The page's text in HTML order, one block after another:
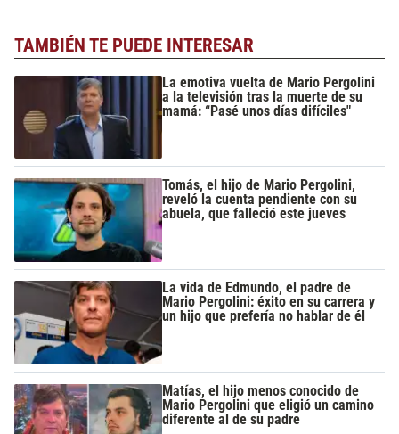
TAMBIÉN TE PUEDE INTERESAR
La emotiva vuelta de Mario Pergolini
a la televisión tras la muerte de su
mamá: “Pasé unos días difíciles"
Tomás, el hijo de Mario Pergolini,
reveló la cuenta pendiente con su
abuela, que falleció este jueves
La vida de Edmundo, el padre de
Mario Pergolini: éxito en su carrera y
un hijo que prefería no hablar de él
Matías, el hijo menos conocido de
Mario Pergolini que eligió un camino
diferente al de su padre